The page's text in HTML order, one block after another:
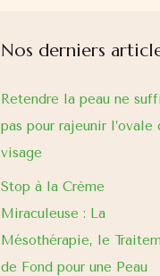
Nos derniers
Retendre la peau ne
pas pour rajeunir l’ovale
visage
Stop à la Crème
Miraculeuse : La
Mésothérapie, le
de Fond pour une Peau